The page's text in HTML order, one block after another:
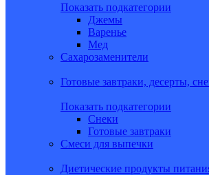
Показать подкатегории
Джемы
Варенье
Мед
Сахарозаменители
Готовые завтраки, десерты,
Показать подкатегории
Снеки
Готовые завтраки
Смеси для выпечки
Диетические продукты